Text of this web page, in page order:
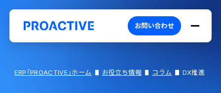
お問い合わせ
ERP「PROACTIVE」ホーム お役立ち情報 コラム DX推進